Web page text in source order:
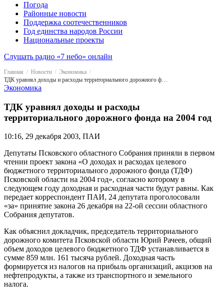
Погода
Районные новости
Поддержка соотечественников
Год единства народов России
Национальные проекты
Слушать радио «7 небо» онлайн
Главная Новости
Экономика
ТДК уравнял доходы и расходы территориального дорожного фонда на 2004 год
Экономика
ТДК уравнял доходы и расходы
территориального дорожного фонда на 2004 год
10:16, 29 декабря 2003, ПАИ
Депутаты Псковского областного Собрания приняли в первом
чтении проект закона «О доходах и расходах целевого
бюджетного территориального дорожного фонда (ТДФ)
Псковской области на 2004 год», согласно которому в
следующем году доходная и расходная части будут равны. Как
передает корреспондент ПАИ, 24 депутата проголосовали
«за» принятие закона 26 декабря на 22-ой сессии областного
Собрания депутатов.
Как объяснил докладчик, председатель территориального
дорожного комитета Псковской области Юрий Рачеев, общий
объем доходов целевого бюджетного ТДФ устанавливается в
сумме 859 млн. 161 тысяча рублей. Доходная часть
формируется из налогов на прибыль организаций, акцизов на
нефтепродукты, а также из транспортного и земельного
налога.